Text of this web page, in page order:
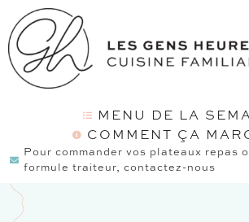
MENU DE LA
COMMENT ÇA
Pour commander vos plateaux repas
formule traiteur, contactez-nous